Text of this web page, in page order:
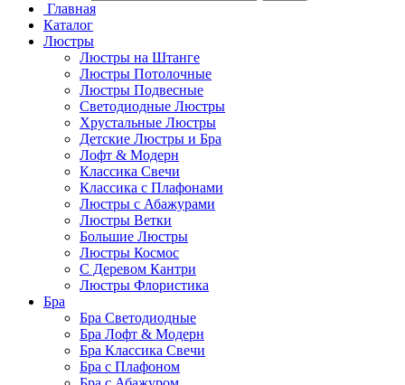
Главная
Каталог
Люстры
Люстры на Штанге
Люстры Потолочные
Люстры Подвесные
Светодиодные Люстры
Хрустальные Люстры
Детские Люстры и Бра
Лофт & Модерн
Классика Свечи
Классика с Плафонами
Люстры с Абажурами
Люстры Ветки
Большие Люстры
Люстры Космос
С Деревом Кантри
Люстры Флористика
Бра
Бра Светодиодные
Бра Лофт & Модерн
Бра Классика Свечи
Бра с Плафоном